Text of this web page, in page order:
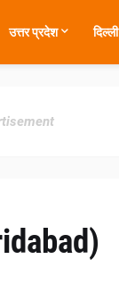
उत्तर प्रदेश दिल्ली